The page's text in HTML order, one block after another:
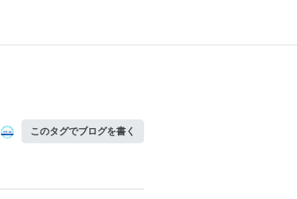
このタグでブログを書く